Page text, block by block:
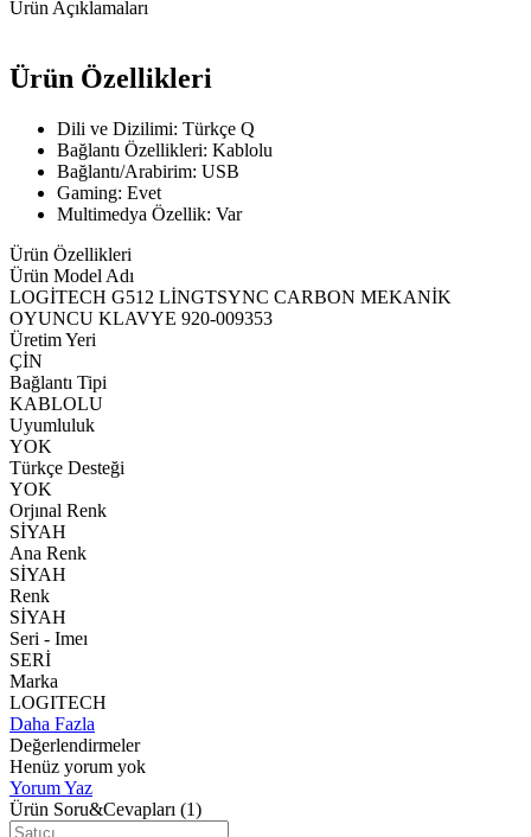
Ürün Açıklamaları
Ürün Özellikleri
Dili ve Dizilimi: Türkçe Q
Bağlantı Özellikleri: Kablolu
Bağlantı/Arabirim: USB
Gaming: Evet
Multimedya Özellik: Var
Ürün Özellikleri
Ürün Model Adı
LOGİTECH G512 LİNGTSYNC CARBON MEKANİK
OYUNCU KLAVYE 920-009353
Üretim Yeri
ÇİN
Bağlantı Tipi
KABLOLU
Uyumluluk
YOK
Türkçe Desteği
YOK
Orjınal Renk
SİYAH
Ana Renk
SİYAH
Renk
SİYAH
Seri - Imeı
SERİ
Marka
LOGITECH
Daha Fazla
Değerlendirmeler
Henüz yorum yok
Yorum Yaz
Ürün Soru&Cevapları (1)